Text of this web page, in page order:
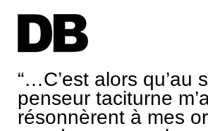
“…C’est alors qu’au
penseur taciturne
résonnèrent à mes